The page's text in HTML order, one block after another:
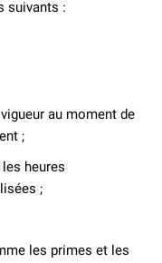
suivants :
au moment de
;
heures
;
les primes et les